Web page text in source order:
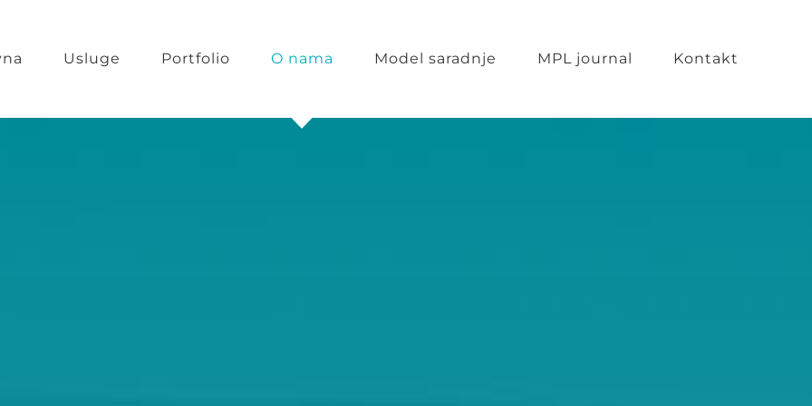
Usluge Portfolio O nama Model saradnje MPL journal Kontakt